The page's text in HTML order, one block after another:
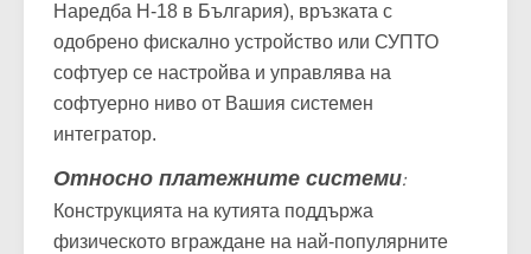
Наредба Н-18 в България), връзката с
одобрено фискално устройство или СУПТО
софтуер се настройва и управлява на
софтуерно ниво от Вашия системен
интегратор.
Относно платежните системи:
Конструкцията на кутията поддържа
физическото вграждане на най-популярните